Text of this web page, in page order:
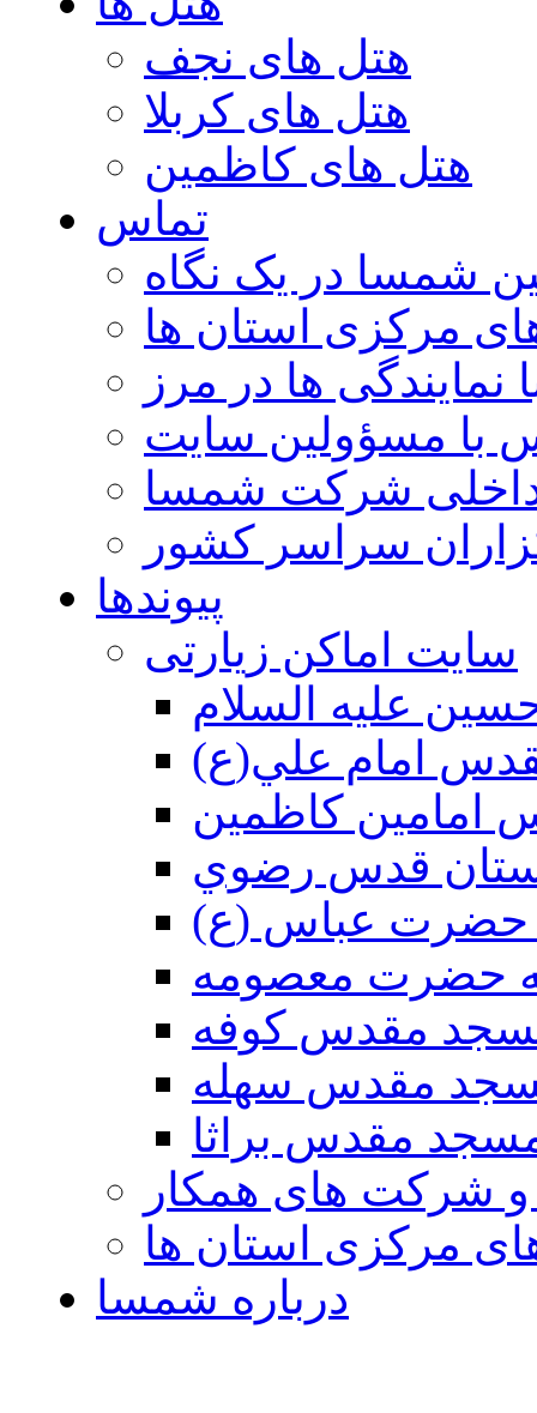
هتل های نجف
هتل های کربلا
هتل های کاظمین
تماس
شمسا در یک نگاه
مرکزی استان ها
نمایندگی ها در مرز
با مسؤولین سایت
شرکت شمسا
سراسر کشور
پیوندها
سایت اماکن زیارتی
عليه السلام
امام علي(ع)
امامين كاظمين
قدس رضوي
حضرت عباس (ع)
حضرت معصومه
مقدس كوفه
مقدس سهله
مقدس براثا
و شرکت های همکار
مرکزی استان ها
درباره شمسا